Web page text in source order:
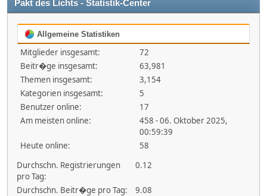
Pakt des Lichts - Statistik-Center
Allgemeine Statistiken
Mitglieder insgesamt:
72
Beitr�ge insgesamt:
63,981
Themen insgesamt:
3,154
Kategorien insgesamt:
5
Benutzer online:
17
Am meisten online:
458 - 06. Oktober 2025,
00:59:39
Heute online:
58
Durchschn. Registrierungen
pro Tag:
0.12
Durchschn. Beitr�ge pro Tag:
9.08